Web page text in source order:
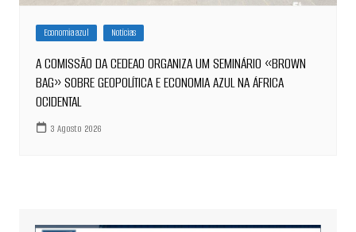
Economia azul Notícias
A COMISSÃO DA CEDEAO ORGANIZA UM SEMINÁRIO «BROWN
BAG» SOBRE GEOPOLÍTICA E ECONOMIA AZUL NA ÁFRICA
OCIDENTAL
3 Agosto 2026